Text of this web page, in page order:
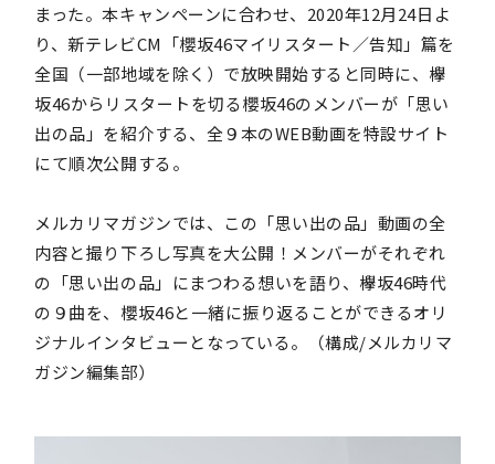
まった。本キャンペーンに合わせ、2020年12月24日よ
り、新テレビCM「櫻坂46マイリスタート／告知」篇を
全国（一部地域を除く）で放映開始すると同時に、欅
坂46からリスタートを切る櫻坂46のメンバーが「思い
出の品」を紹介する、全９本のWEB動画を特設サイト
にて順次公開する。
メルカリマガジンでは、この「思い出の品」動画の全
内容と撮り下ろし写真を大公開！メンバーがそれぞれ
の「思い出の品」にまつわる想いを語り、欅坂46時代
の９曲を、櫻坂46と一緒に振り返ることができるオリ
ジナルインタビューとなっている。（構成/メルカリマ
ガジン編集部）